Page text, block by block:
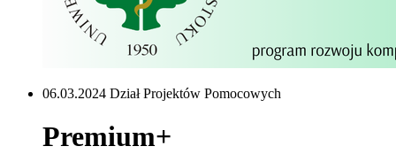
06.03.2024 Dział Projektów Pomocowych
Premium+